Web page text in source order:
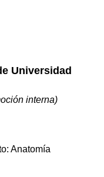
Universidad
interna)
Anatomía